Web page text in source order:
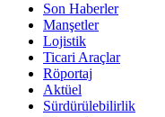
Son Haberler
Manşetler
Lojistik
Ticari Araçlar
Röportaj
Aktüel
Sürdürülebilirlik